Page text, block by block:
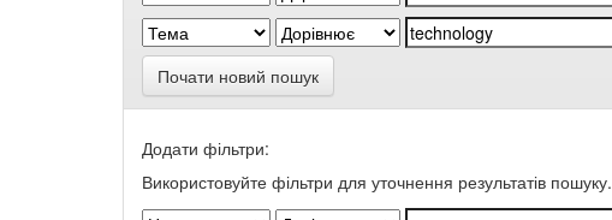
Почати новий пошук
Додати фільтри:
Використовуйте фільтри для уточнення результатів пошуку.